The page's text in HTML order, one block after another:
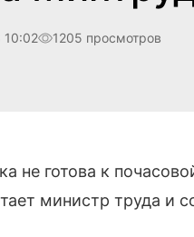
10:02 1205 просмотров
не готова к
министр труда и